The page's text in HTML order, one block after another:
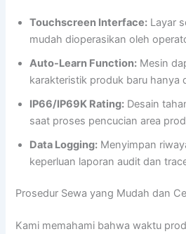
Touchscreen Interface: Layar
mudah dioperasikan oleh
Auto-Learn Function: Mesin
karakteristik produk baru hanya
IP66/IP69K Rating: Desain
saat proses pencucian area
Data Logging: Menyimpan
keperluan laporan audit dan
Prosedur Sewa yang Mudah dan
Kami memahami bahwa waktu